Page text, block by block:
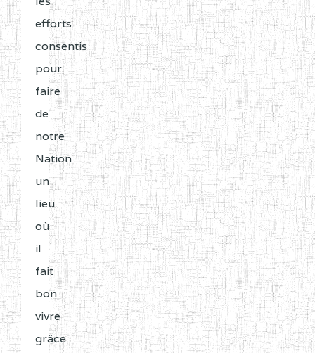
efforts
consentis
pour
faire
de
notre
Nation
un
lieu
où
il
fait
bon
vivre
grâce